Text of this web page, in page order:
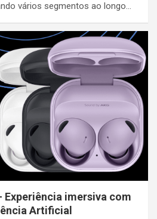
vários segmentos ao longo…
Experiência imersiva com
Artificial